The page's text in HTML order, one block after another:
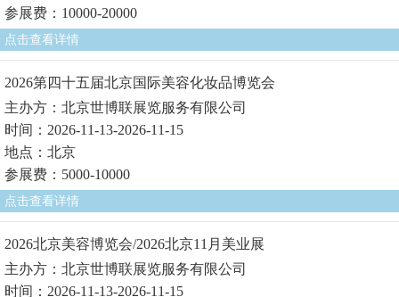
参展费：10000-20000
点击查看详情
2026第四十五届北京国际美容化妆品博览会
主办方：北京世博联展览服务有限公司
时间：2026-11-13-2026-11-15
地点：北京
参展费：5000-10000
点击查看详情
2026北京美容博览会/2026北京11月美业展
主办方：北京世博联展览服务有限公司
时间：2026-11-13-2026-11-15